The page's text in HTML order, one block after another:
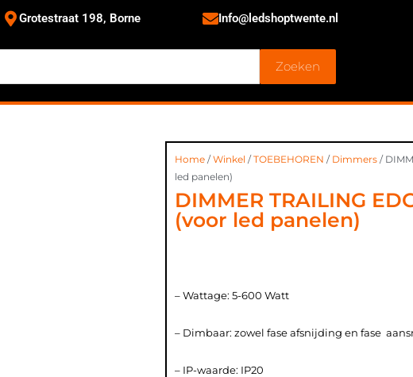
Grotestraat 198, Borne Info@ledshoptwente.nl
Zoeken
Home /Winkel /TOEBEHOREN / Dimmers /
led panelen)
DIMMER TRAILING
(voor led panelen)
– Wattage: 5-600 Watt
– Dimbaar: zowel fase afsnijding en fase
– IP-waarde: IP20